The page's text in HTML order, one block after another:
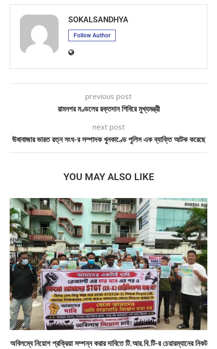
SOKALSANDHYA
Follow Author
previous post
রামনগর মণ্ডলের রক্তদান শিবিরে মুখ্যমন্ত্রী
next post
ঊষাবাজার ভারত রত্ন সংঘ-র সম্পাদক খুনকাণ্ডে পুলিস এক ব্যাক্তি আটক করেছে
YOU MAY ALSO LIKE
অবিলম্বে নিয়োগ প্রক্রিয়া সম্পন্ন করার দাবিতে টি.আর.বি.টি-র চেয়ারম্যানের নিকট